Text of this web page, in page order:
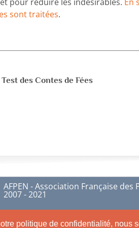
politique de confidentialité, nous
sont traitées.
des Contes de Fées
AFPEN - Association Française
2007 - 2021
Conditions générales de ventes